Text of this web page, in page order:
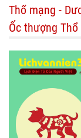
Thổ mạng -
Ốc thượng